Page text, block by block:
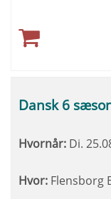
Dansk 6
Hvornår: Di.
Hvor: Flensborg